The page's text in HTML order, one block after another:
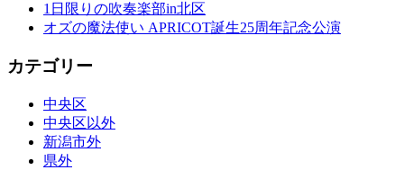
1日限りの吹奏楽部in北区
オズの魔法使い APRICOT誕生25周年記念公演
カテゴリー
中央区
中央区以外
新潟市外
県外